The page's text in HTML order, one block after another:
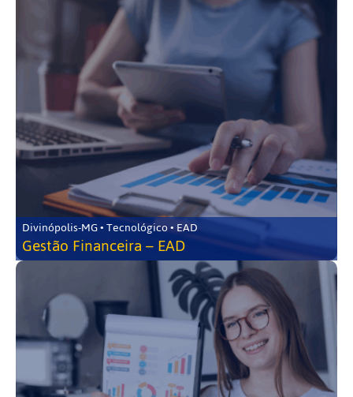
Divinópolis-MG • Tecnológico • EAD
Gestão Financeira – EAD